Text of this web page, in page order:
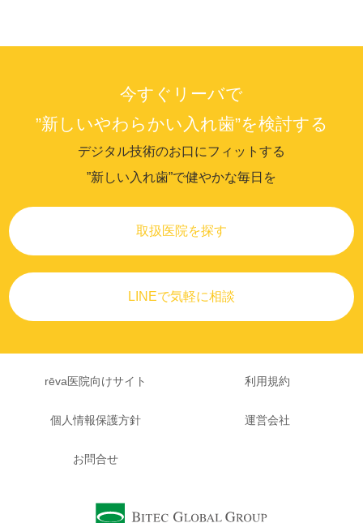
今すぐリーバで
”新しいやわらかい入れ歯”を検討する
デジタル技術のお口にフィットする
”新しい入れ歯”で健やかな毎日を
取扱医院を探す
LINEで気軽に相談
rēva医院向けサイト 利用規約
個人情報保護方針 運営会社
お問合せ